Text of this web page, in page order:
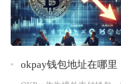
okpay钱包地址在哪里